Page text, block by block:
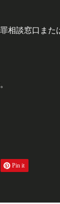
相談窓口また
Pin it